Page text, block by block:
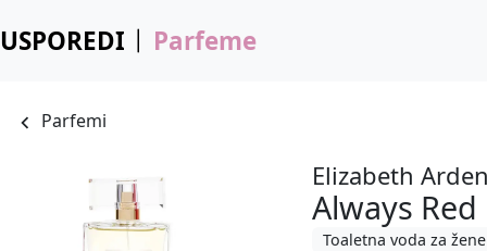
USPOREDI Parfeme
Parfemi
Elizabeth
Always Red
Toaletna voda za žene